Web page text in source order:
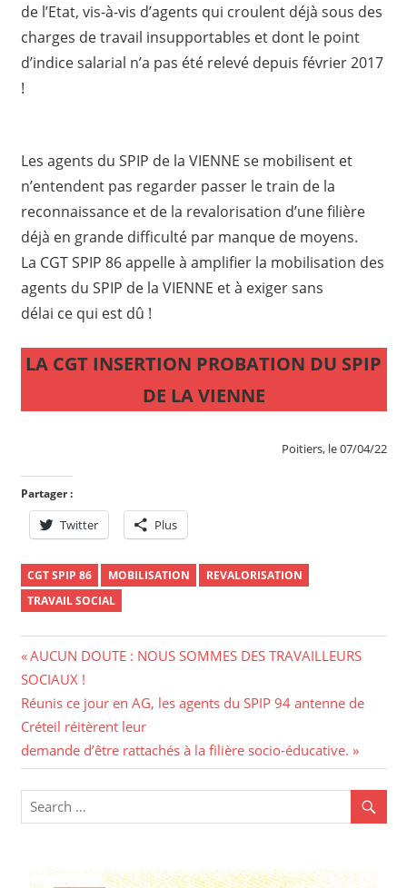
de l’Etat, vis-à-vis d’agents qui croulent déjà sous des
charges de travail insupportables et dont le point
d’indice salarial n’a pas été relevé depuis février 2017
!
Les agents du SPIP de la VIENNE se mobilisent et
n’entendent pas regarder passer le train de la
reconnaissance et de la revalorisation d’une filière
déjà en grande difficulté par manque de moyens.
La CGT SPIP 86 appelle à amplifier la mobilisation des
agents du SPIP de la VIENNE et à exiger sans
délai ce qui est dû !
LA CGT INSERTION PROBATION DU SPIP
DE LA VIENNE
Poitiers, le 07/04/22
Partager :
Twitter Plus
CGT SPIP 86 MOBILISATION
REVALORISATION
TRAVAIL SOCIAL
Navigation
de
l’article
Previous
Post:
AUCUN DOUTE : NOUS SOMMES DES TRAVAILLEURS
SOCIAUX !
Next
Post:
Réunis ce jour en AG, les agents du SPIP 94 antenne de
Créteil réitèrent leur
demande d’être rattachés à la filière socio-éducative.